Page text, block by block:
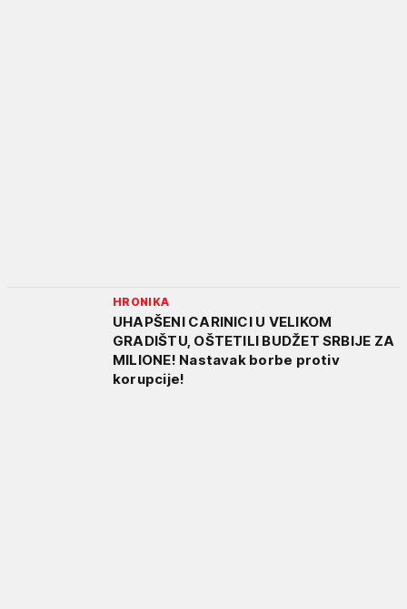
HRONIKA
UHAPŠENI CARINICI U VELIKOM
GRADIŠTU, OŠTETILI BUDŽET SRBIJE ZA
MILIONE! Nastavak borbe protiv
korupcije!